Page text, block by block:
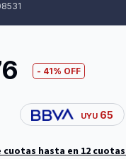
41
UYU 65
cuotas hasta en 12